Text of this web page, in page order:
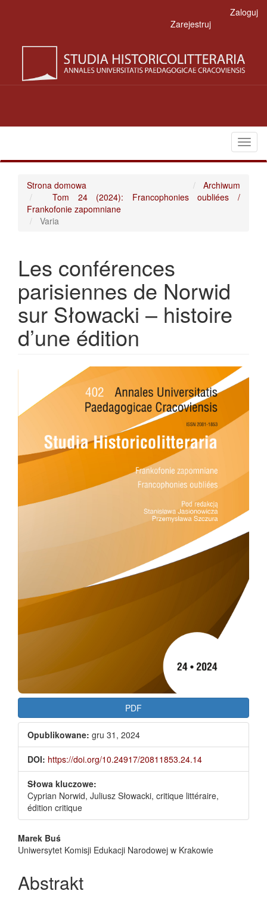
Zarejestruj
Zaloguj
Strona domowa
Archiwum
Tom 24 (2024): Francophonies oubliées /
Frankofonie zapomniane
Varia
Les conférences
parisiennes de Norwid
sur Słowacki – histoire
d’une édition
Article
Sidebar
PDF
Opublikowane: gru 31, 2024
DOI: https://doi.org/10.24917/20811853.24.14
Słowa kluczowe:
Cyprian Norwid, Juliusz Słowacki, critique littéraire,
édition critique
Main
Article
Content
Marek Buś
Uniwersytet Komisji Edukacji Narodowej w Krakowie
Abstrakt